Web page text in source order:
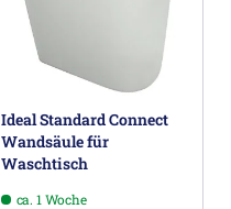
Ideal Standard Connect
Wandsäule für
Waschtisch
ca. 1 Woche